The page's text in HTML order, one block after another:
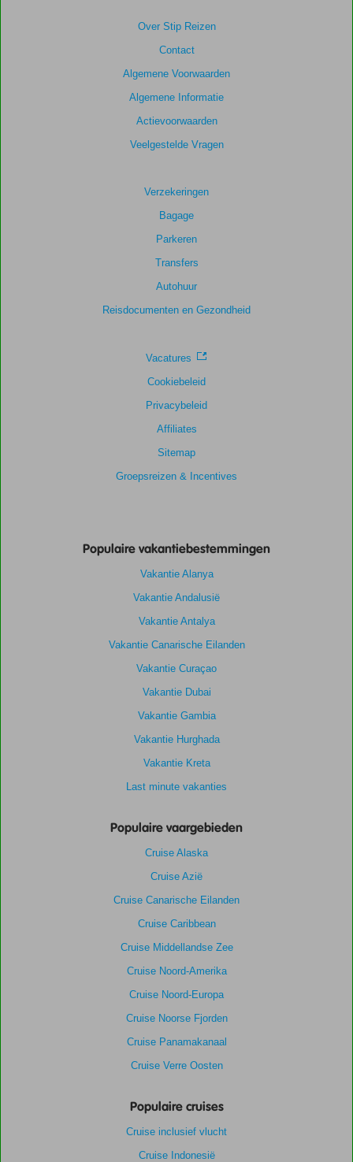
Over Stip Reizen
Contact
Algemene Voorwaarden
Algemene Informatie
Actievoorwaarden
Veelgestelde Vragen
Verzekeringen
Bagage
Parkeren
Transfers
Autohuur
Reisdocumenten en Gezondheid
Vacatures
Cookiebeleid
Privacybeleid
Affiliates
Sitemap
Groepsreizen & Incentives
Populaire vakantiebestemmingen
Vakantie Alanya
Vakantie Andalusië
Vakantie Antalya
Vakantie Canarische Eilanden
Vakantie Curaçao
Vakantie Dubai
Vakantie Gambia
Vakantie Hurghada
Vakantie Kreta
Last minute vakanties
Populaire vaargebieden
Cruise Alaska
Cruise Azië
Cruise Canarische Eilanden
Cruise Caribbean
Cruise Middellandse Zee
Cruise Noord-Amerika
Cruise Noord-Europa
Cruise Noorse Fjorden
Cruise Panamakanaal
Cruise Verre Oosten
Populaire cruises
Cruise inclusief vlucht
Cruise Indonesië